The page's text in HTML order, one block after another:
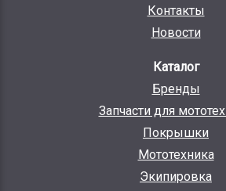
Контакты
Новости
Каталог
Бренды
Запчасти для
Покрышки
Мототехника
Экипировка